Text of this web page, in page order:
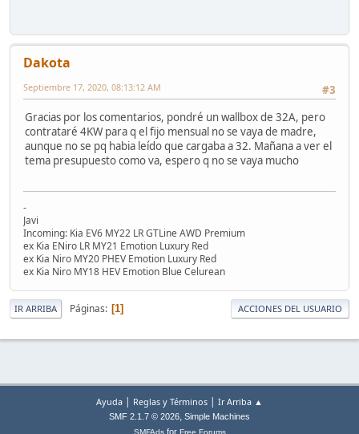
Dakota
#3
Septiembre 17, 2020, 08:13:12 AM
Gracias por los comentarios, pondré un wallbox de 32A, pero
contrataré 4KW para q el fijo mensual no se vaya de madre,
aunque no se pq habia leído que cargaba a 32. Mañana a ver el
tema presupuesto como va, espero q no se vaya mucho
-
Javi
Incoming: Kia EV6 MY22 LR GTLine AWD Premium
ex Kia ENiro LR MY21 Emotion Luxury Red
ex Kia Niro MY20 PHEV Emotion Luxury Red
ex Kia Niro MY18 HEV Emotion Blue Celurean
IR ARRIBA Páginas 1 ACCIONES DEL USUARIO
Ayuda | Reglas y Términos | Ir Arriba ▲
SMF 2.1.7 © 2026, Simple Machines
SMFAdsfor Free Forums